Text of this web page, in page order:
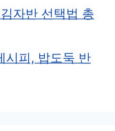
자반 선택법 총
시피, 밥도둑 반